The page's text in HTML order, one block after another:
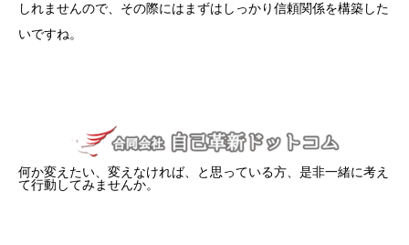
しれませんので、その際にはまずはしっかり信頼関係を構築した
いですね。
何か変えたい、変えなければ、と思っている方、是非一緒に考え
て行動してみませんか。